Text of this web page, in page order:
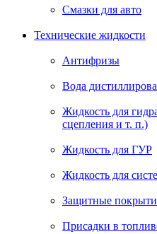
Смазки для авто
Технические жидкости
Антифризы
Вода
Жидкость для
сцепления и т. п.)
Жидкость для ГУР
Жидкость для
Защитные
Присадки в